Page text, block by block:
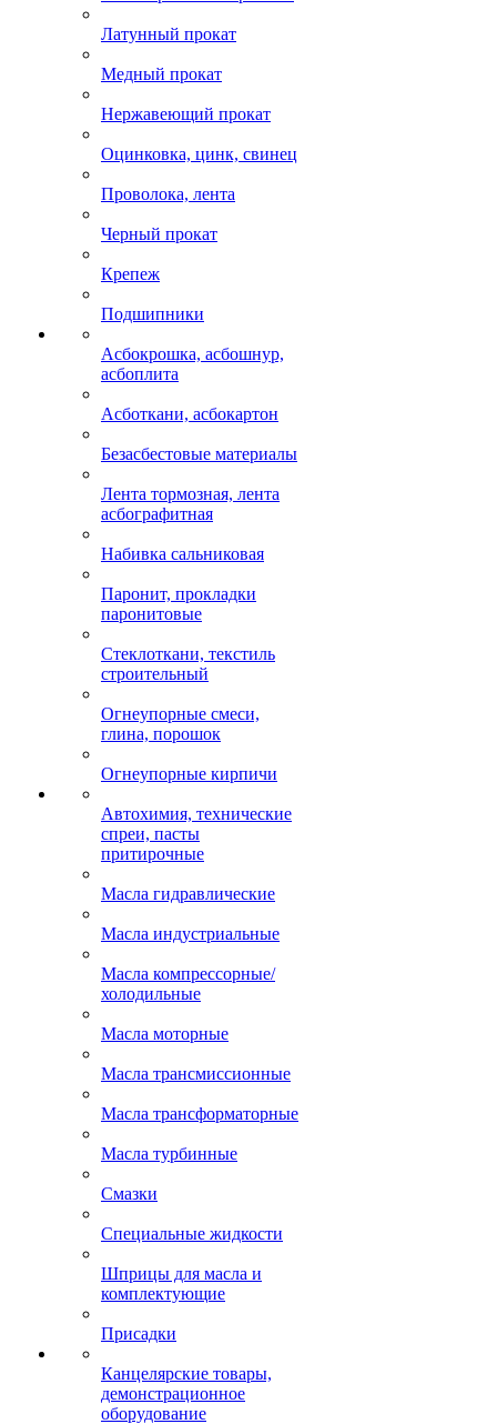
Латунный прокат
Медный прокат
Нержавеющий прокат
Оцинковка, цинк, свинец
Проволока, лента
Черный прокат
Крепеж
Подшипники
Асбокрошка, асбошнур,
асбоплита
Асботкани, асбокартон
Безасбестовые материалы
Лента тормозная, лента
асбографитная
Набивка сальниковая
Паронит, прокладки
паронитовые
Стеклоткани, текстиль
строительный
Огнеупорные смеси,
глина, порошок
Огнеупорные кирпичи
Автохимия, технические
спреи, пасты
притирочные
Масла гидравлические
Масла индустриальные
Масла компрессорные/
холодильные
Масла моторные
Масла трансмиссионные
Масла трансформаторные
Масла турбинные
Смазки
Специальные жидкости
Шприцы для масла и
комплектующие
Присадки
Канцелярские товары,
демонстрационное
оборудование